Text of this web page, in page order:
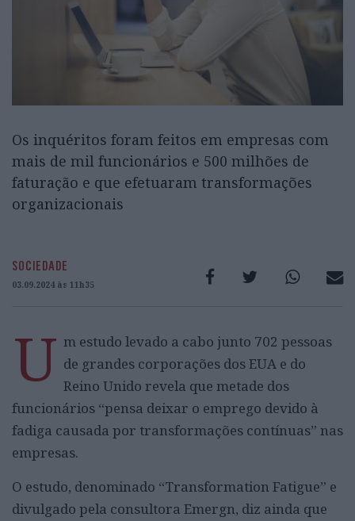
Os inquéritos foram feitos em empresas com
mais de mil funcionários e 500 milhões de
faturação e que efetuaram transformações
organizacionais
SOCIEDADE
03.09.2024 às 11h35
U m estudo levado a cabo junto 702 pessoas
de grandes corporações dos EUA e do
Reino Unido revela que metade dos
funcionários “pensa deixar o emprego devido à
fadiga causada por transformações contínuas” nas
empresas.
O estudo, denominado “Transformation Fatigue” e
divulgado pela consultora Emergn, diz ainda que